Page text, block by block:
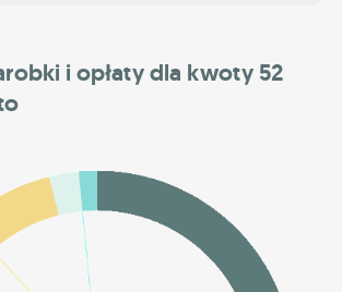
i opłaty dla kwoty 52